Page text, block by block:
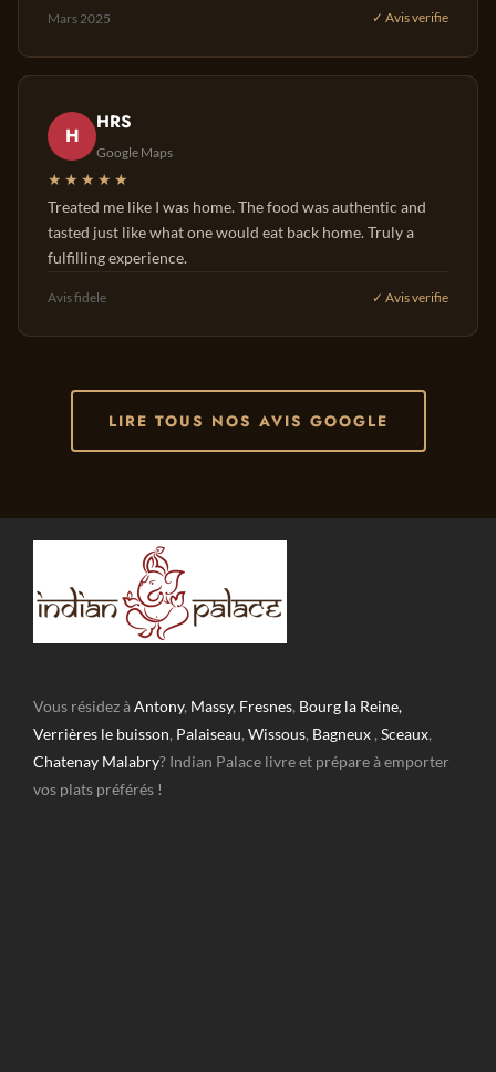
Mars 2025 ✓ Avis verifie
H
HRS
Google Maps
★★★★★
Treated me like I was home. The food was authentic and
tasted just like what one would eat back home. Truly a
fulfilling experience.
Avis fidele ✓ Avis verifie
LIRE TOUS NOS AVIS GOOGLE
Vous résidez àAntony, Massy, Fresnes, Bourg la Reine,
Verrières le buisson, Palaiseau, Wissous, Bagneux , Sceaux,
Chatenay Malabry? Indian Palace livre et prépare à emporter
vos plats préférés !